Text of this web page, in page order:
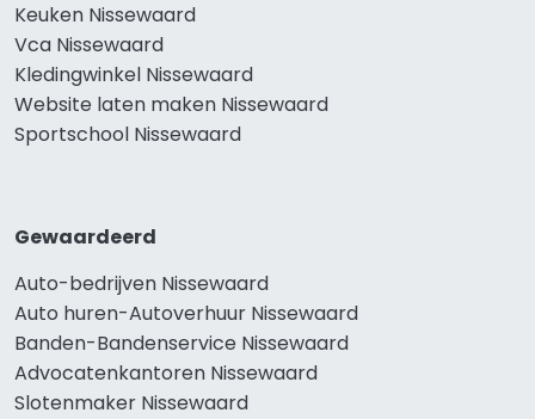
Keuken Nissewaard
Vca Nissewaard
Kledingwinkel Nissewaard
Website laten maken Nissewaard
Sportschool Nissewaard
Gewaardeerd
Auto-bedrijven Nissewaard
Auto huren-Autoverhuur Nissewaard
Banden-Bandenservice Nissewaard
Advocatenkantoren Nissewaard
Slotenmaker Nissewaard